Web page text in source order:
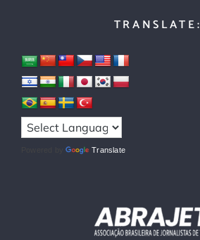
TRANSLATE:
Powered by Translate